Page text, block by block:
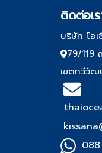
ติดต่อเ
บริษัท โอ
79/119
เขตทวีวัฒ